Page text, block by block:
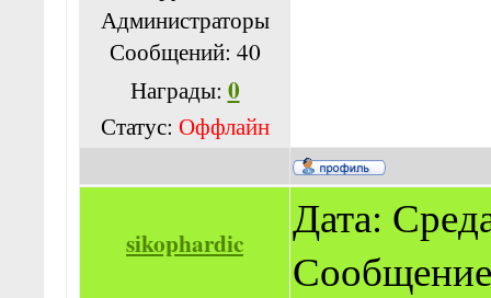
Администраторы
Сообщений: 40
Награды: 0
Статус: Оффлайн
sikophardic
Дата: